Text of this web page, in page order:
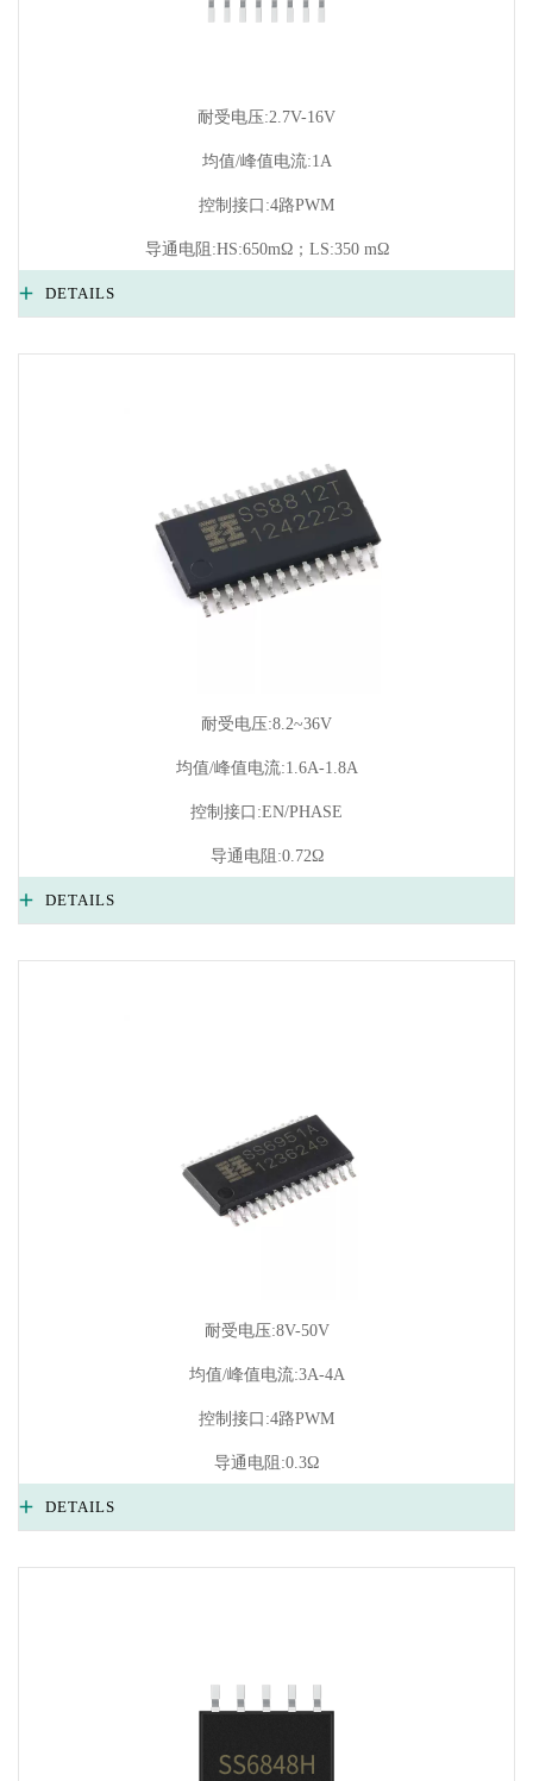
耐受电压:2.7V-16V
均值/峰值电流:1A
控制接口:4路PWM
导通电阻:HS:650mΩ；LS:350 mΩ
DETAILS
耐受电压:8.2~36V
均值/峰值电流:1.6A-1.8A
控制接口:EN/PHASE
导通电阻:0.72Ω
DETAILS
耐受电压:8V-50V
均值/峰值电流:3A-4A
控制接口:4路PWM
导通电阻:0.3Ω
DETAILS